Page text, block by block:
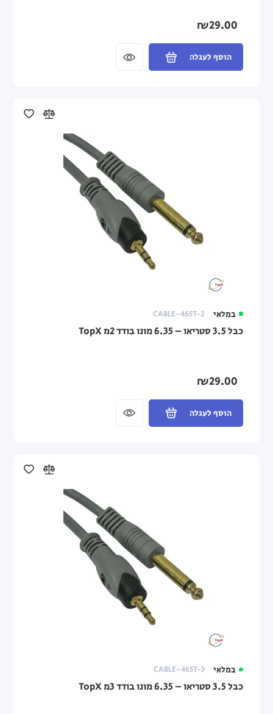
₪29.00
הוסף לעגלה
במלאי CABLE-465T-2
כבל 3.5 סטריאו – 6.35 מונו בודד 2מ TopX
₪29.00
הוסף לעגלה
במלאי CABLE-465T-3
כבל 3.5 סטריאו – 6.35 מונו בודד 3מ TopX